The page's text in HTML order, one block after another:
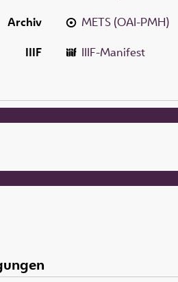
Archiv
METS (OAI-PMH)
IIIF
IIIF-Manifest